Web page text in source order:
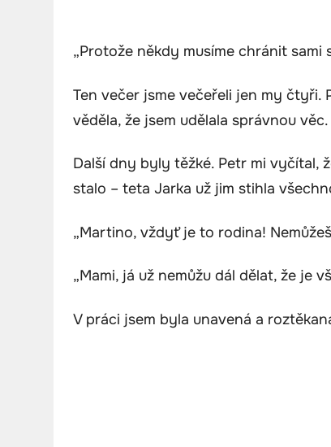
„Protože někdy musíme chránit sami
Ten večer jsme večeřeli jen my čtyři.
věděla, že jsem udělala správnou věc.
Další dny byly těžké. Petr mi vyčítal,
stalo – teta Jarka už jim stihla
„Martino, vždyť je to rodina!
„Mami, já už nemůžu dál dělat, že je
V práci jsem byla unavená a